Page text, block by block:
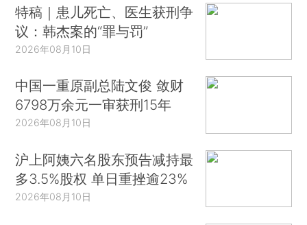
特稿｜患儿死亡、医生获刑争
议：韩杰案的“罪与罚”
2026年08月10日
中国一重原副总陆文俊 敛财
6798万余元一审获刑15年
2026年08月10日
沪上阿姨六名股东预告减持最
多3.5%股权 单日重挫逾23%
2026年08月10日